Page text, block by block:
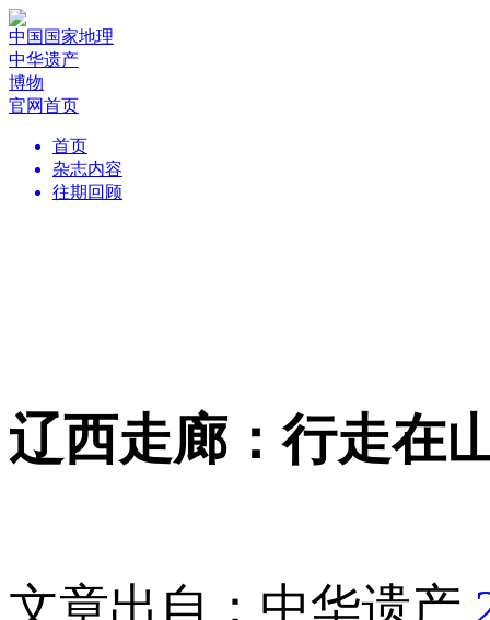
中国国家地理
中华遗产
博物
官网首页
首页
杂志内容
往期回顾
辽西走廊：行走在
文章出自：中华遗产